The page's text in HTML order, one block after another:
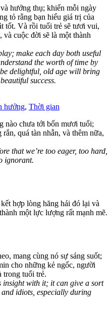
hưởng thụ; khiến mỗi ngày
tỏ rằng bạn hiểu giá trị của
tốt. Và rồi tuổi trẻ sẽ tươi vui,
cuộc đời sẽ là một thành
make each day both useful
the worth of time by
delightful, old age will bring
success.
hưởng, Thời gian
nào chưa tới bốn mươi tuổi;
quá tàn nhẫn, và thêm nữa,
that we’re too eager, too hard,
ignorant.
hợp lòng hăng hái đó lại và
một lực lượng rất mạnh mẽ.
mang cùng nó sự sáng suốt;
cho những kẻ ngốc, người
trong tuổi trẻ.
insight with it; it can give a sort
idiots, especially during